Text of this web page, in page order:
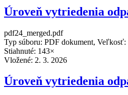
Úroveň vytriedenia
pdf24_merged.pdf
Typ súboru: PDF dokument,
Stiahnuté: 143×
Vložené: 2. 3. 2026
Úroveň vytriedenia